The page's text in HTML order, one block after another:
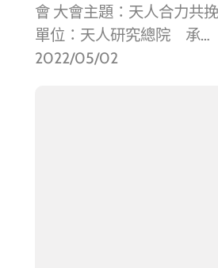
會 大會主題：天人合力共
單位：天人研究總院 承…
2022/05/02